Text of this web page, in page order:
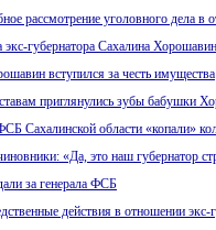
рассмотрение уголовного дела
губернатора Сахалина
вступился за честь имущества
приглянулись зубы бабушки
Сахалинской области «копали»
«Да, это наш губернатор
за генерала ФСБ
действия в отношении